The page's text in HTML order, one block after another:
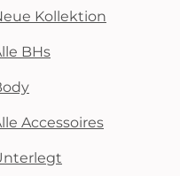
Kollektion
BHs
Accessoires